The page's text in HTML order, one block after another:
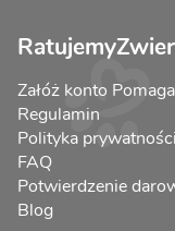
Załóż konto
Regulamin
Polityka prywatności
FAQ
Potwierdzenie
Blog